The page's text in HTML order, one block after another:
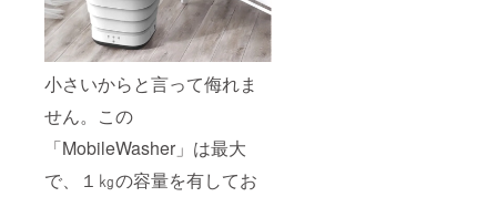
小さいからと言って侮れま
せん。この
「MobileWasher」は最大
で、１㎏の容量を有してお